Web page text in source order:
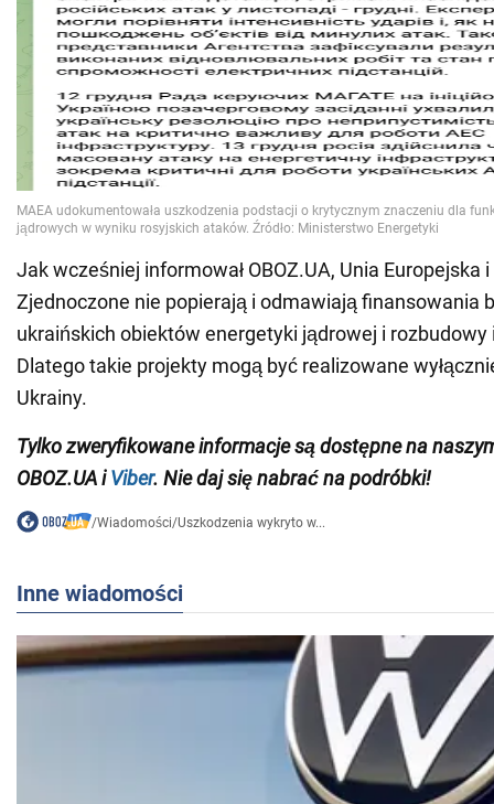
Jak wcześniej informował OBOZ.UA, Unia Europejska
Zjednoczone nie popierają i odmawiają finansowania
ukraińskich obiektów energetyki jądrowej i rozbudowy
Dlatego takie projekty mogą być realizowane
Ukrainy.
Tylko zweryfikowane informacje są dostępne na
OBOZ.UA i Viber. Nie daj się nabrać na podróbki!
/Wiadomości/Uszkodzenia wykryto w...
Inne wiadomości